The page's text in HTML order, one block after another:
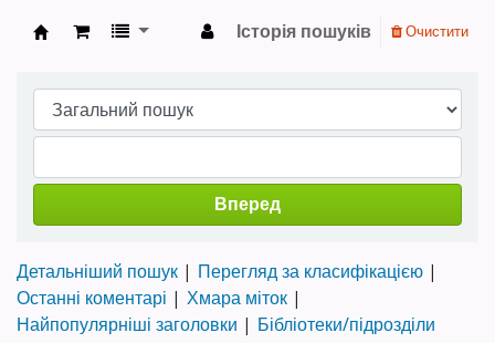
Історія пошуків Очистити
Вперед
Детальніший пошук
Перегляд за класифікацією
Останні коментарі
Хмара міток
Найпопулярніші заголовки
Бібліотеки/підрозділи